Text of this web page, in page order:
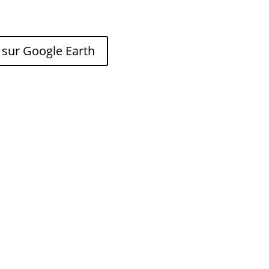
Google Earth